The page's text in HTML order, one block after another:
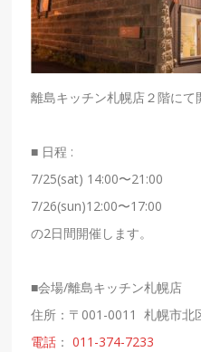
離島キッチン札幌店２階にて
■ 日程 :
7/25(sat) 14:00〜21:00
7/26(sun)12:00〜17:00
の2日間開催します。
■会場/離島キッチン札幌店
住所：〒001-0011 札幌市北
電話 ：011-374-7233